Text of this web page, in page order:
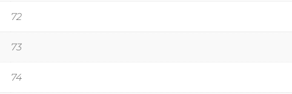
72
73
74